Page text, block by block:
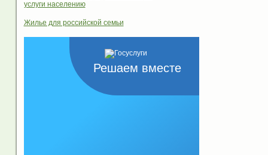
услуги населению
Жилье для российской семьи
Решаем вместе